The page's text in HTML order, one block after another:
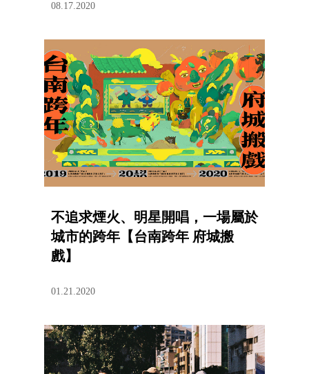
08.17.2020
不追求煙火、明星開唱，一場屬於
城市的跨年【台南跨年 府城搬
戲】
01.21.2020